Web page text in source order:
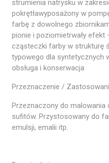
strumienia natrysku w
pokrętławyposażony w
farbę z dowolnego
pionie i poziomietrwały efekt
cząsteczki farby w strukturę
typowego dla syntetycznych
obsługa i konserwacja
Przeznaczenie /
Przeznaczony do malowania
sufitów. Przystosowany do
emulsji, emalii itp.